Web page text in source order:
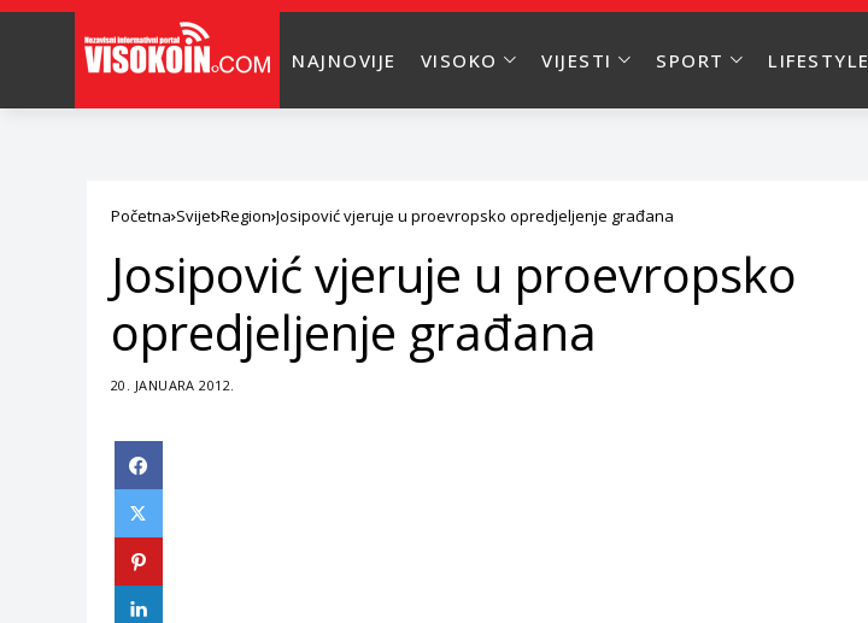
NAJNOVIJE VISOKO VIJESTI SPORT LIFESTYLE
Početna Svijet Region Josipović vjeruje u proevropsko opredjeljenje građana
Josipović vjeruje u proevropsko
opredjeljenje građana
20. JANUARA 2012.